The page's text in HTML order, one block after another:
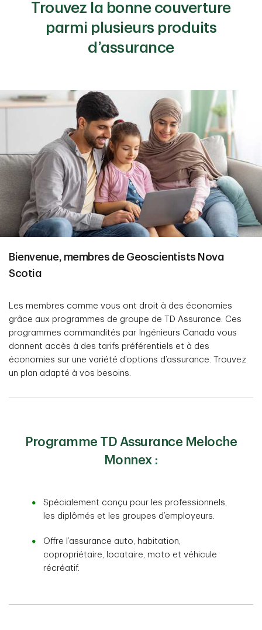
Trouvez la bonne couverture
parmi plusieurs produits
d’assurance
Bienvenue, membres de Geoscientists Nova
Scotia
Les membres comme vous ont droit à des économies
grâce aux programmes de groupe de TD Assurance. Ces
programmes commandités par Ingénieurs Canada vous
donnent accès à des tarifs préférentiels et à des
économies sur une variété d’options d’assurance. Trouvez
un plan adapté à vos besoins.
Programme TD Assurance Meloche
Monnex :
Spécialement conçu pour les professionnels,
les diplômés et les groupes d’employeurs.
Offre l’assurance auto, habitation,
copropriétaire, locataire, moto et véhicule
récréatif.